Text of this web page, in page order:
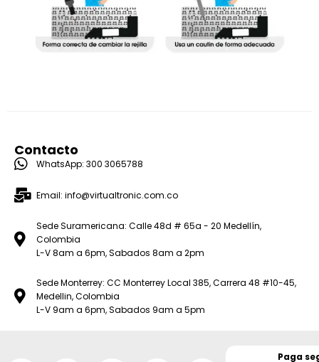
Contacto
WhatsApp: 300 3065788
Email: info@virtualtronic.com.co
Sede Suramericana: Calle 48d # 65a - 20 Medellín,
Colombia
L-V 8am a 6pm, Sabados 8am a 2pm
Sede Monterrey: CC Monterrey Local 385, Carrera 48 #10-45,
Medellin, Colombia
L-V 9am a 6pm, Sabados 9am a 5pm
Paga